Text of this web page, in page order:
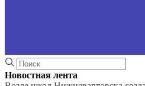
Новостная лента